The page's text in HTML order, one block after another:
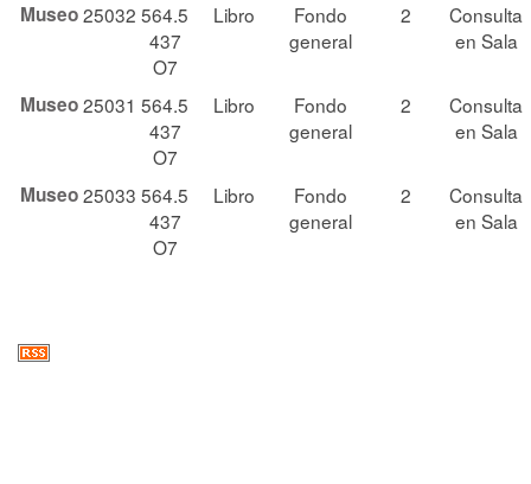
Museo25032 564.5
437
O7
Libro
Fondo
general
2
Consulta
en Sala
Museo25031 564.5
437
O7
Libro
Fondo
general
2
Consulta
en Sala
Museo25033 564.5
437
O7
Libro
Fondo
general
2
Consulta
en Sala